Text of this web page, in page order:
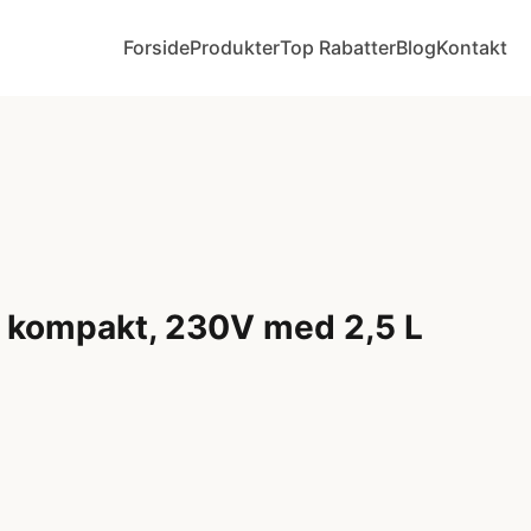
ForsideProdukterTop RabatterBlogKontakt
230V med 2,5 L